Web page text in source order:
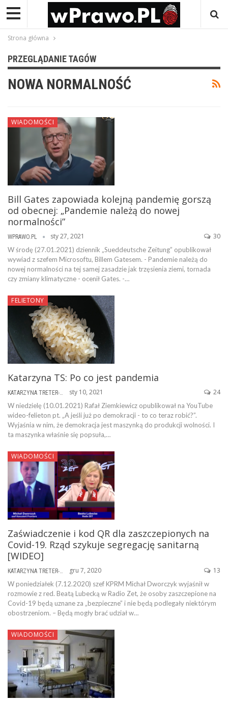
Strona główna
PRZEGLĄDANIE TAGÓW
NOWA NORMALNOŚĆ
WIADOMOŚCI
Bill Gates zapowiada kolejną pandemię gorszą
od obecnej: „Pandemie należą do nowej
normalności”
WPRAWO.PL sty 27, 2021 30
W środę (27.01.2021) dziennik „Sueddeutsche Zeitung” opublikował
wywiad z szefem Microsoftu, Billem Gatesem. - Pandemie należą do
nowej normalności na tej samej zasadzie jak trzęsienia ziemi, tornada
czy zmiany klimatyczne - ocenił Gates. -…
FELIETONY
Katarzyna TS: Po co jest pandemia
KATARZYNA TRETER-SIERPIŃSKA sty 10, 2021 24
W niedzielę (10.01.2021) Rafał Ziemkiewicz opublikował na YouTube
wideo-felieton pt. „A jeśli już po demokracji - to co teraz robić?”.
Wyjaśnia w nim, że demokracja jest maszynką do produkcji wolności. I
ta maszynka właśnie się popsuła,…
WIADOMOŚCI
Zaświadczenie i kod QR dla zaszczepionych na
Covid-19. Rząd szykuje segregację sanitarną
[WIDEO]
KATARZYNA TRETER-SIERPIŃSKA gru 7, 2020 13
W poniedziałek (7.12.2020) szef KPRM Michał Dworczyk wyjaśnił w
rozmowie z red. Beatą Lubecką w Radio Zet, że osoby zaszczepione na
Covid-19 będą uznane za „bezpieczne” i nie będą podlegały niektórym
obostrzeniom. – Będą mogły brać udział w…
WIADOMOŚCI